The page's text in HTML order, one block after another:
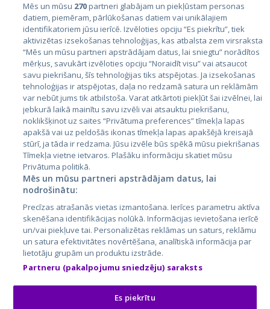
Страны
Эстония
Латвия
Литва
City24.lv
City24.ee
GetaPro.lv
GetaPro.ee
Skelbiu.lt
Autoplius.lt
Aruodas.lt
CVbankas.lt
Kainos.lt
Paslaugos.lt
auto24.ee
Osta.ee
KuldneBörs.ee
Mēs un mūsu 270partneri glabājam un piekļūstam personas
datiem, piemēram, pārlūkošanas datiem vai unikālajiem
identifikatoriem jūsu ierīcē. Izvēloties opciju “Es piekrītu”, tiek
aktivizētas izsekošanas tehnoloģijas, kas atbalsta zem virsraksta
“Mēs un mūsu partneri apstrādājam datus, lai sniegtu” norādītos
mērķus, savukārt izvēloties opciju “Noraidīt visu” vai atsaucot
savu piekrišanu, šīs tehnoloģijas tiks atspējotas. Ja izsekošanas
tehnoloģijas ir atspējotas, daļa no redzamā satura un reklāmām
var nebūt jums tik atbilstoša. Varat atkārtoti piekļūt šai izvēlnei, lai
jebkurā laikā mainītu savu izvēli vai atsauktu piekrišanu,
noklikšķinot uz saites “Privātuma preferences” tīmekļa lapas
apakšā vai uz peldošās ikonas tīmekļa lapas apakšējā kreisajā
stūrī, ja tāda ir redzama. Jūsu izvēle būs spēkā mūsu piekrišanas
Tīmekļa vietne ietvaros. Plašāku informāciju skatiet mūsu
Privātuma politikā.
Mēs un mūsu partneri apstrādājam datus, lai
nodrošinātu:
Precīzas atrašanās vietas izmantošana. Ierīces parametru aktīva
skenēšana identifikācijas nolūkā. Informācijas ievietošana ierīcē
un/vai piekļuve tai. Personalizētas reklāmas un saturs, reklāmu
un satura efektivitātes novērtēšana, analītiskā informācija par
lietotāju grupām un produktu izstrāde.
Partneru (pakalpojumu sniedzēju) saraksts
Es piekrītu